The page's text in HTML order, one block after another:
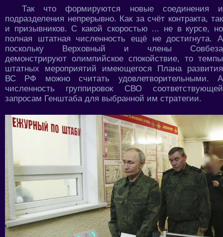
Так что формируются новые соединения и
подразделения непрерывно. Как за счёт контракта, так
и призывников. С какой скоростью ... не в курсе, но
полная штатная численность ещё не достигнута. А
поскольку Верховный и члены Совбеза
демонстрируют олимпийское спокойствие, то темпы
штатных мероприятий имеющегося Плана развития
ВС РФ можно считать удовлетворительными. А
численность группировок СВО соответствующей
запросам Генштаба для выбранной им стратегии.